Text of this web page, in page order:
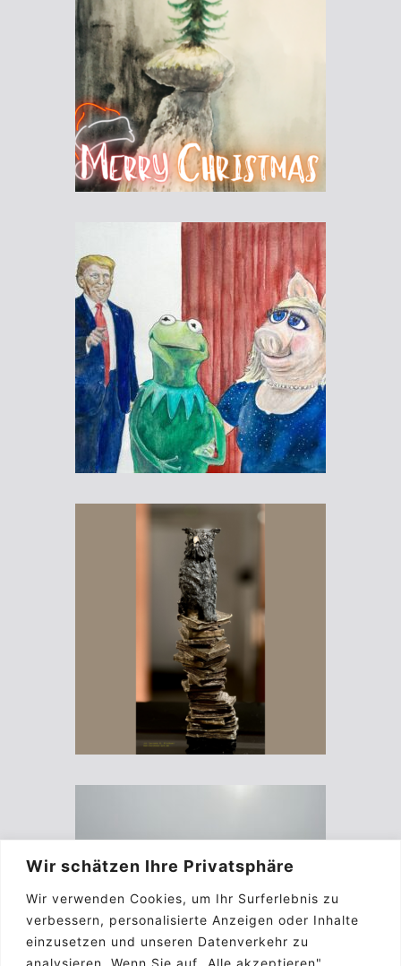
Wir schätzen Ihre Privatsphäre
Wir verwenden Cookies, um Ihr Surferlebnis zu
verbessern, personalisierte Anzeigen oder Inhalte
einzusetzen und unseren Datenverkehr zu
analysieren. Wenn Sie auf „Alle akzeptieren"